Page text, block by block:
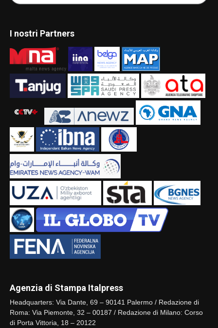
I nostri Partners
Agenzia di Stampa Italpress
Headquarters: Via Dante, 69 – 90141 Palermo / Redazione di
Roma: Via Piemonte, 32 – 00187 / Redazione di Milano: Corso
di Porta Vittoria, 18 – 20122